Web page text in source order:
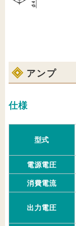
アンプ
仕様
型式
電源電圧
消費電流
出力電圧